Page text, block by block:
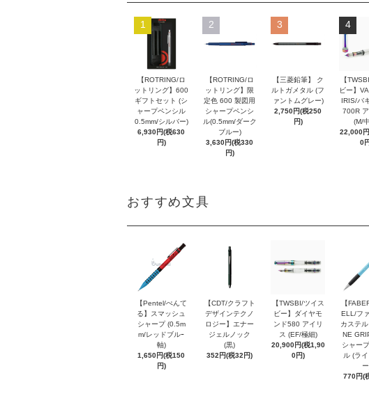
1
【ROTRING/ロ
ットリング】600
ギフトセット (シ
ャープペンシル
0.5mm/シルバー)
6,930円(税630
円)
2
【ROTRING/ロ
ットリング】限
定色 600 製図用
シャープペンシ
ル(0.5mm/ダーク
ブルー)
3,630円(税330
円)
3
【三菱鉛筆】 ク
ルトガメタル (フ
ァントムグレー)
2,750円(税250
円)
4
【
ビー】
IRIS/バ
700R
(M/
22,000
0
おすすめ文具
【Pentel/ぺんて
る】スマッシュ
シャープ (0.5m
m/レッドブルｰ
軸)
1,650円(税150
円)
【CDT/クラフト
デザインテクノ
ロジー】エナー
ジェルノック
(黒)
352円(税32円)
【TWSBI/ツイス
ビー】ダイヤモ
ンド580 アイリ
ス (EF/極細)
20,900円(税1,90
0円)
【
ELL/フ
カステ
NE
シャー
ル (ラ
770円(